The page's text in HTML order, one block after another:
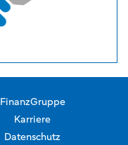
FinanzGruppe
Karriere
Datenschutz